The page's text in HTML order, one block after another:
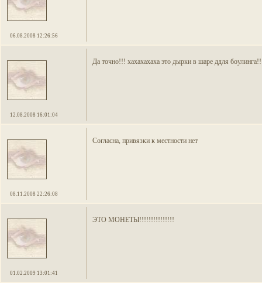
06.08.2008 12:26:56
12.08.2008 16:01:04
Да точно!!! хахахахаха это дырки в шаре ддля
08.11.2008 22:26:08
Согласна, привязки к местности нет
01.02.2009 13:01:41
ЭТО МОНЕТЫ!!!!!!!!!!!!!!!